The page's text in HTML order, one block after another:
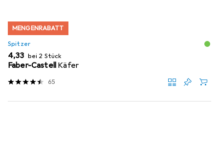
MENGENRABATT
Spitzer
EUR
4,33 bei 2 Stück
Faber-Castell Käfer
65